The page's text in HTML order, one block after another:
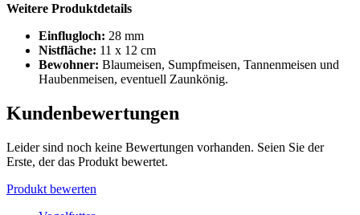
Weitere Produktdetails
Einflugloch: 28 mm
Nistfläche: 11 x 12 cm
Bewohner: Blaumeisen, Sumpfmeisen, Tannenmeisen und
Haubenmeisen, eventuell Zaunkönig.
Kundenbewertungen
Leider sind noch keine Bewertungen vorhanden. Seien Sie der
Erste, der das Produkt bewertet.
Produkt bewerten